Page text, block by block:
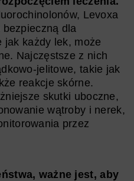
Levoxa
dla
jak każdy lek, może
Najczęstsze z nich
jelitowe, takie jak
reakcje skórne.
skutki uboczne,
wątroby i nerek,
przez
ważne jest, aby